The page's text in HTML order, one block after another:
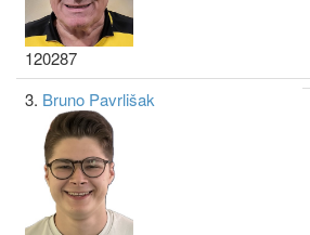
120287
3. Bruno Pavrlišak